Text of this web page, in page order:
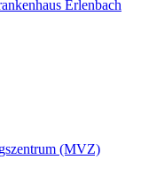
Erlenbach
(MVZ)